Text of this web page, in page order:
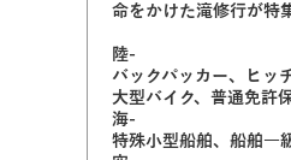
命をかけた滝修行が特
陸-
バックパッカー、ヒッ
大型バイク、普通免許
海-
特殊小型船舶、船舶一